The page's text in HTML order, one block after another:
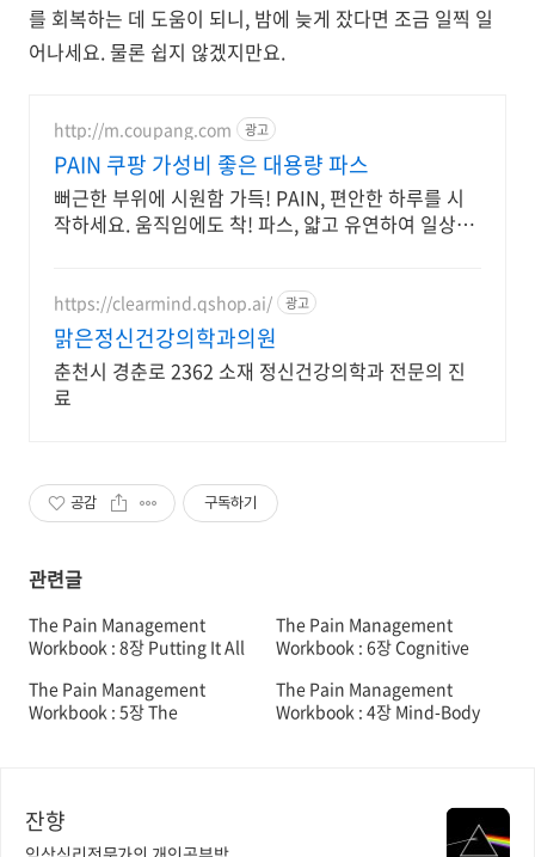
를 회복하는 데 도움이 되니, 밤에 늦게 잤다면 조금 일찍 일
어나세요. 물론 쉽지 않겠지만요.
http://m.coupang.com 광고
PAIN 쿠팡 가성비 좋은 대용량 파스
뻐근한 부위에 시원함 가득! PAIN, 편안한 하루를 시
작하세요. 움직임에도 착! 파스, 얇고 유연하여 일상생
https://clearmind.qshop.ai/ 광고
맑은정신건강의학과의원
춘천시 경춘로 2362 소재 정신건강의학과 전문의 진
료
공감 구독하기
관련글
The Pain Management
Workbook : 8장 Putting It All
The Pain Management
Workbook : 6장 Cognitive
Brain
The Pain Management
Workbook : 5장 The
The Pain Management
Workbook : 4장 Mind-Body
잔향